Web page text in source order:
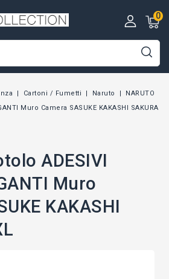
0
Cartoni / Fumetti Naruto
NARUTO
Muro Camera SASUKE KAKASHI SAKURA
ADESIVI
Muro
KAKASHI